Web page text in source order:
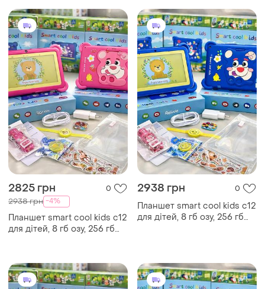
2825 грн 0
2938 грн -4%
Планшет smart cool kids c12
для дітей, 8 гб озу, 256 гб
2938 грн 0
Планшет smart cool kids c12
для дітей, 8 гб озу, 256 гб